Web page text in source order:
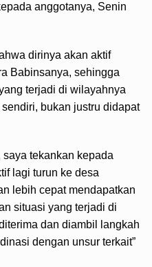
anggotanya, Senin
dirinya akan aktif
Babinsanya, sehingga
terjadi di wilayahnya
bukan justru didapat
saya tekankan kepada
lagi turun ke desa
lebih cepat mendapatkan
situasi yang terjadi di
dan diambil langkah
dengan unsur terkait”